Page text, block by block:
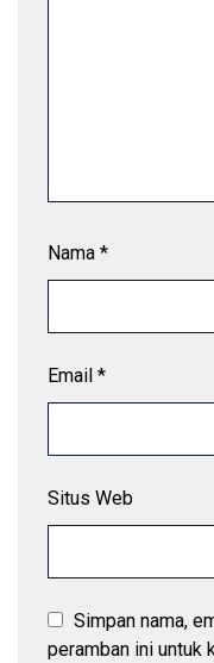
Nama *
Email *
Situs Web
Simpan nama,
peramban ini untuk